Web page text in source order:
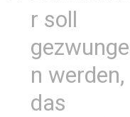
r soll
gezwunge
n werden,
das